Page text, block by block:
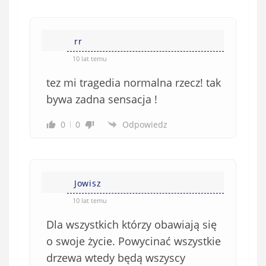
rr
10 lat temu
tez mi tragedia normalna rzecz! tak
bywa zadna sensacja !
0 0 Odpowiedz
Jowisz
10 lat temu
Dla wszystkich którzy obawiają się
o swoje życie. Powycinać wszystkie
drzewa wtedy będą wszyscy